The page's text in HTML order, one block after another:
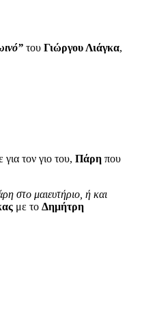
του Γιώργου Λιάγκα,
τον γιο του, Πάρη που
στο μαιευτήριο, ή και
με το Δημήτρη